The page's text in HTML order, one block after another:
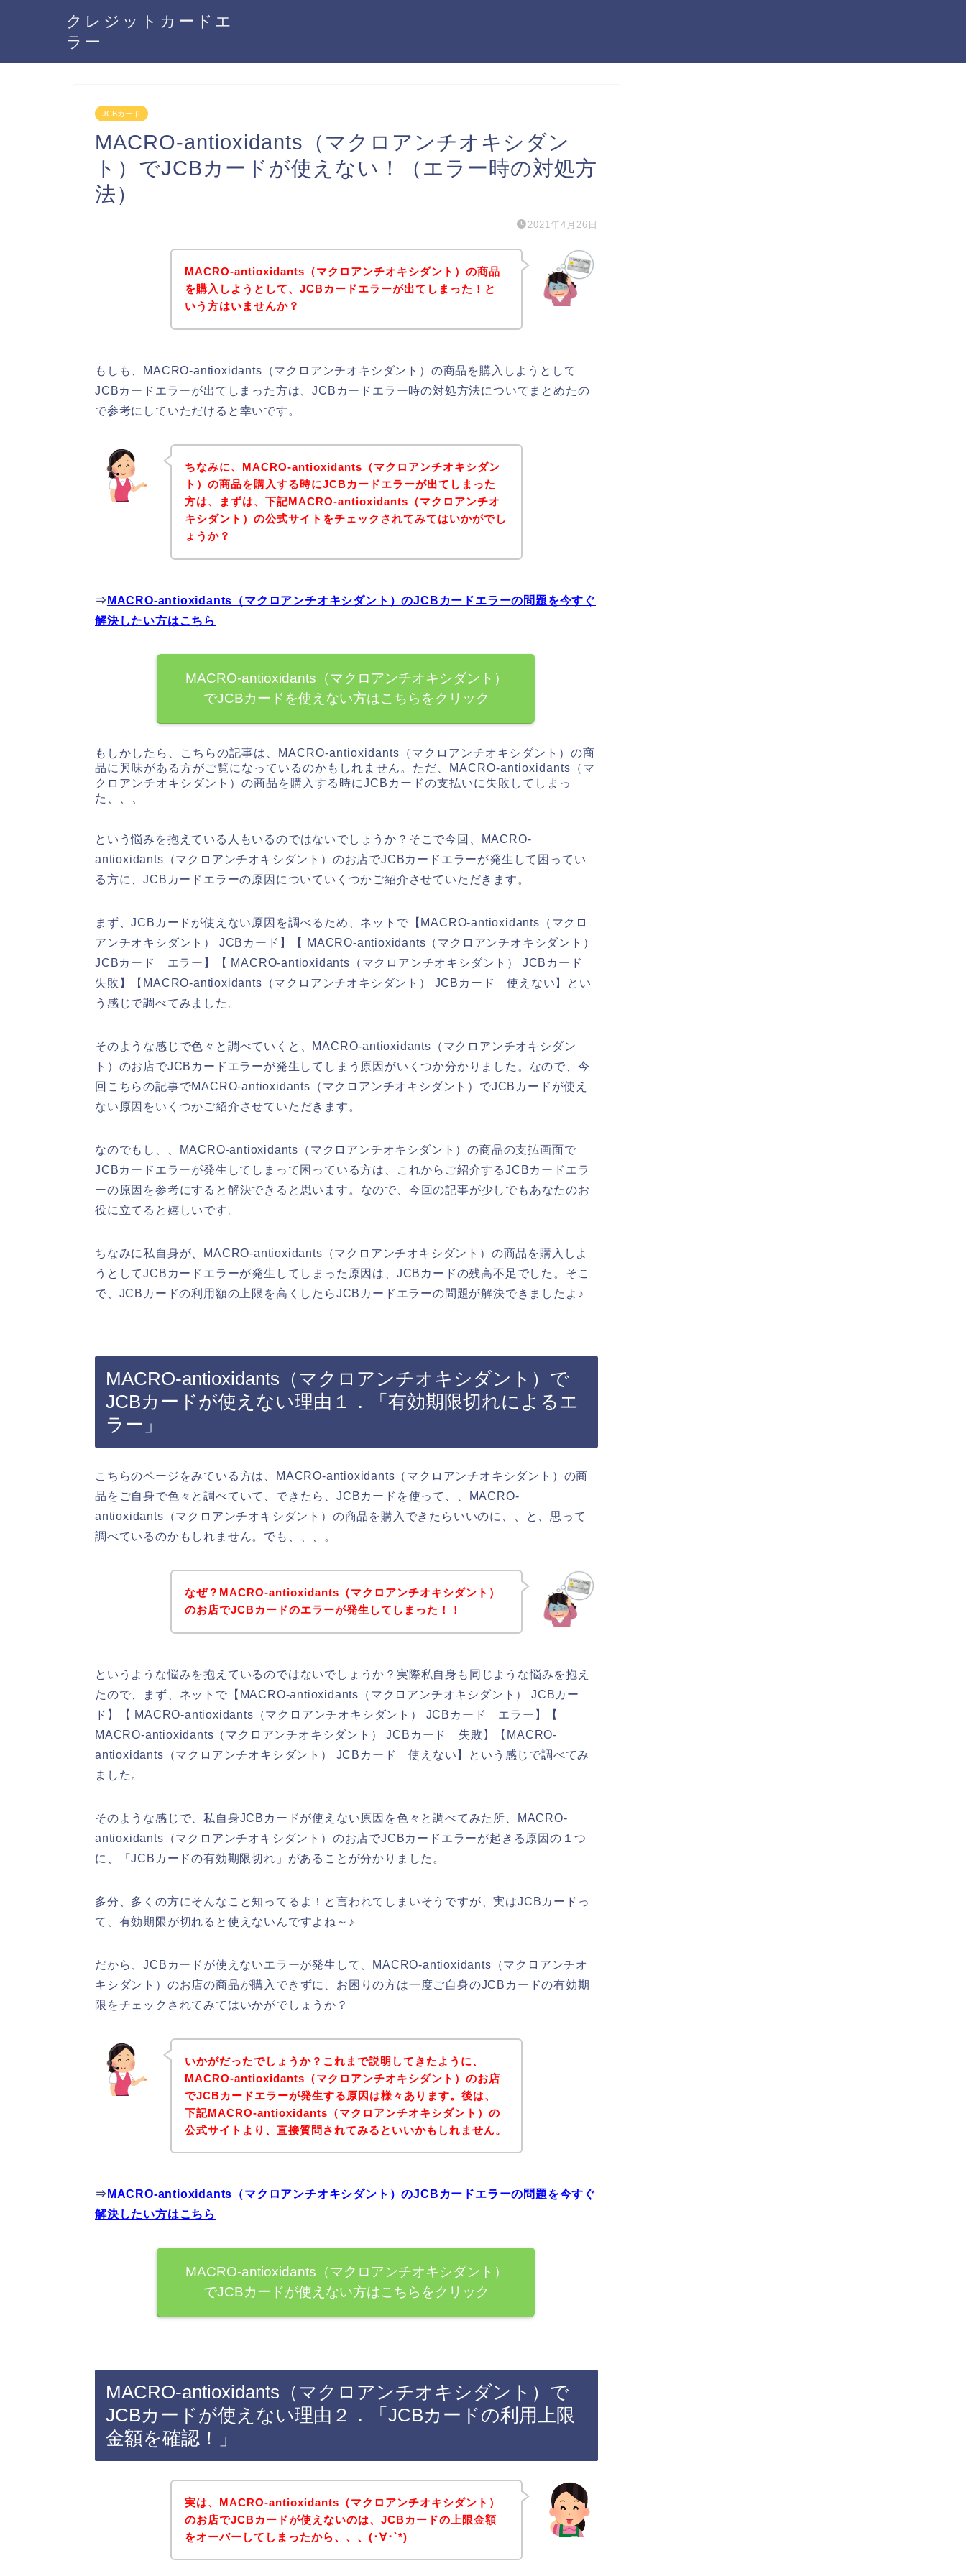
クレジットカードエ
ラー
JCBカード
MACRO-antioxidants（マクロアンチオキシダン
ト）でJCBカードが使えない！（エラー時の対処方
法）
2021年4月26日
MACRO-antioxidants（マクロアンチオキシダント）の商品
を購入しようとして、JCBカードエラーが出てしまった！と
いう方はいませんか？
もしも、MACRO-antioxidants（マクロアンチオキシダント）の商品を購入しようとして
JCBカードエラーが出てしまった方は、JCBカードエラー時の対処方法についてまとめたの
で参考にしていただけると幸いです。
ちなみに、MACRO-antioxidants（マクロアンチオキシダン
ト）の商品を購入する時にJCBカードエラーが出てしまった
方は、まずは、下記MACRO-antioxidants（マクロアンチオ
キシダント）の公式サイトをチェックされてみてはいかがでし
ょうか？
⇒ MACRO-antioxidants（マクロアンチオキシダント）のJCBカードエラーの問題を今すぐ
解決したい方はこちら
MACRO-antioxidants（マクロアンチオキシダント）
でJCBカードを使えない方はこちらをクリック
もしかしたら、こちらの記事は、MACRO-antioxidants（マクロアンチオキシダント）の商
品に興味がある方がご覧になっているのかもしれません。ただ、MACRO-antioxidants（マ
クロアンチオキシダント）の商品を購入する時にJCBカードの支払いに失敗してしまっ
た、、、
という悩みを抱えている人もいるのではないでしょうか？そこで今回、MACRO-
antioxidants（マクロアンチオキシダント）のお店でJCBカードエラーが発生して困ってい
る方に、JCBカードエラーの原因についていくつかご紹介させていただきます。
まず、JCBカードが使えない原因を調べるため、ネットで【MACRO-antioxidants（マクロ
アンチオキシダント） JCBカード】【 MACRO-antioxidants（マクロアンチオキシダント）
JCBカード エラー】【 MACRO-antioxidants（マクロアンチオキシダント） JCBカード
失敗】【MACRO-antioxidants（マクロアンチオキシダント） JCBカード 使えない】とい
う感じで調べてみました。
そのような感じで色々と調べていくと、MACRO-antioxidants（マクロアンチオキシダン
ト）のお店でJCBカードエラーが発生してしまう原因がいくつか分かりました。なので、今
回こちらの記事でMACRO-antioxidants（マクロアンチオキシダント）でJCBカードが使え
ない原因をいくつかご紹介させていただきます。
なのでもし、、MACRO-antioxidants（マクロアンチオキシダント）の商品の支払画面で
JCBカードエラーが発生してしまって困っている方は、これからご紹介するJCBカードエラ
ーの原因を参考にすると解決できると思います。なので、今回の記事が少しでもあなたのお
役に立てると嬉しいです。
ちなみに私自身が、MACRO-antioxidants（マクロアンチオキシダント）の商品を購入しよ
うとしてJCBカードエラーが発生してしまった原因は、JCBカードの残高不足でした。そこ
で、JCBカードの利用額の上限を高くしたらJCBカードエラーの問題が解決できましたよ♪
MACRO-antioxidants（マクロアンチオキシダント）で
JCBカードが使えない理由１．「有効期限切れによるエ
ラー」
こちらのページをみている方は、MACRO-antioxidants（マクロアンチオキシダント）の商
品をご自身で色々と調べていて、できたら、JCBカードを使って、、MACRO-
antioxidants（マクロアンチオキシダント）の商品を購入できたらいいのに、、と、思って
調べているのかもしれません。でも、、、。
なぜ？MACRO-antioxidants（マクロアンチオキシダント）
のお店でJCBカードのエラーが発生してしまった！！
というような悩みを抱えているのではないでしょうか？実際私自身も同じような悩みを抱え
たので、まず、ネットで【MACRO-antioxidants（マクロアンチオキシダント） JCBカー
ド】【 MACRO-antioxidants（マクロアンチオキシダント） JCBカード エラー】【
MACRO-antioxidants（マクロアンチオキシダント） JCBカード 失敗】【MACRO-
antioxidants（マクロアンチオキシダント） JCBカード 使えない】という感じで調べてみ
ました。
そのような感じで、私自身JCBカードが使えない原因を色々と調べてみた所、MACRO-
antioxidants（マクロアンチオキシダント）のお店でJCBカードエラーが起きる原因の１つ
に、「JCBカードの有効期限切れ」があることが分かりました。
多分、多くの方にそんなこと知ってるよ！と言われてしまいそうですが、実はJCBカードっ
て、有効期限が切れると使えないんですよね～♪
だから、JCBカードが使えないエラーが発生して、MACRO-antioxidants（マクロアンチオ
キシダント）のお店の商品が購入できずに、お困りの方は一度ご自身のJCBカードの有効期
限をチェックされてみてはいかがでしょうか？
いかがだったでしょうか？これまで説明してきたように、
MACRO-antioxidants（マクロアンチオキシダント）のお店
でJCBカードエラーが発生する原因は様々あります。後は、
下記MACRO-antioxidants（マクロアンチオキシダント）の
公式サイトより、直接質問されてみるといいかもしれません。
⇒ MACRO-antioxidants（マクロアンチオキシダント）のJCBカードエラーの問題を今すぐ
解決したい方はこちら
MACRO-antioxidants（マクロアンチオキシダント）
でJCBカードが使えない方はこちらをクリック
MACRO-antioxidants（マクロアンチオキシダント）で
JCBカードが使えない理由２．「JCBカードの利用上限
金額を確認！」
実は、MACRO-antioxidants（マクロアンチオキシダント）
のお店でJCBカードが使えないのは、JCBカードの上限金額
をオーバーしてしまったから、、、(･∀･`*)